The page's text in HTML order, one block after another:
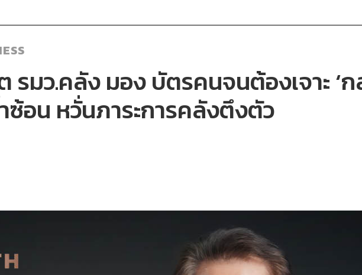
รมว.คลัง มอง บัตรคนจนต้องเจาะ ‘
ซ้อน หวั่นภาระการคลังตึงตัว